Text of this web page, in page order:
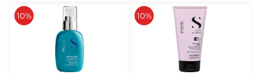
скидка
10% скидка
10%